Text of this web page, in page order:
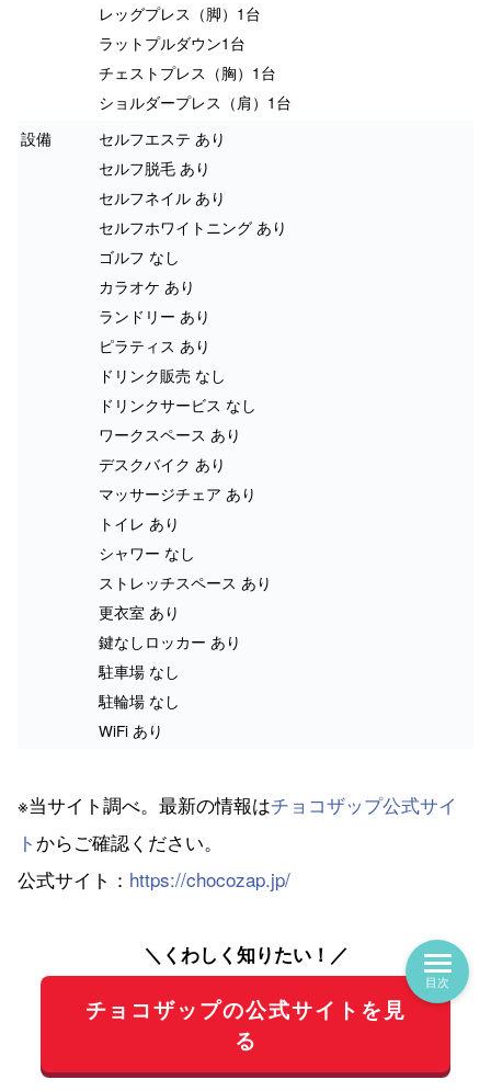
レッグプレス（脚）1台
ラットプルダウン1台
チェストプレス（胸）1台
ショルダープレス（肩）1台
設備
セルフエステ あり
セルフ脱毛 あり
セルフネイル あり
セルフホワイトニング あり
ゴルフ なし
カラオケ あり
ランドリー あり
ピラティス あり
ドリンク販売 なし
ドリンクサービス なし
ワークスペース あり
デスクバイク あり
マッサージチェア あり
トイレ あり
シャワー なし
ストレッチスペース あり
更衣室 あり
鍵なしロッカー あり
駐車場 なし
駐輪場 なし
WiFi あり
※当サイト調べ。最新の情報はチョコザップ公式サイ
ト からご確認ください。
公式サイト： https://chocozap.jp/
＼くわしく知りたい！／
チョコザップの公式サイトを見
る
目次